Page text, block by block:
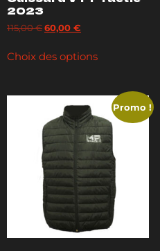
2023
115,00€ 60,00 €
Choix des options
Promo !